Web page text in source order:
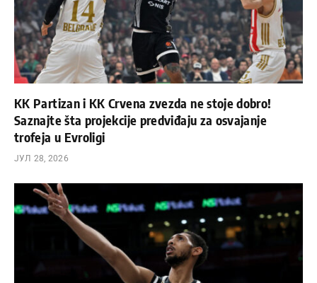
KK Partizan i KK Crvena zvezda ne stoje dobro!
Saznajte šta projekcije predviđaju za osvajanje
trofeja u Evroligi
ЈУЛ 28, 2026